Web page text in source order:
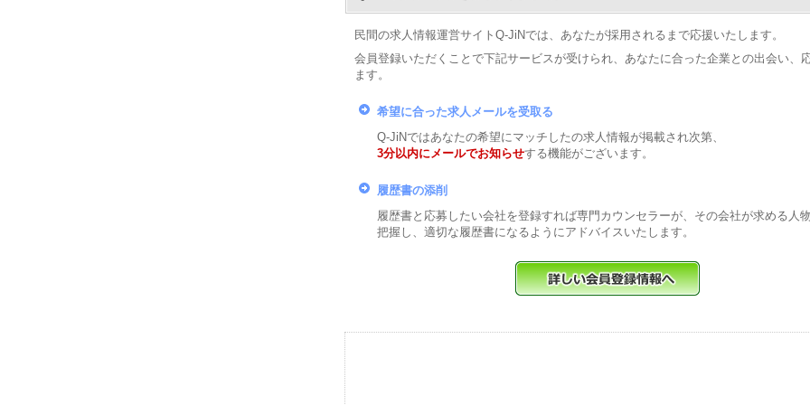
民間の求人情報運営サイトQ-JiNでは、あなたが採用されるまで応援いたします。
会員登録いただくことで下記サービスが受けられ、あなたに合った企業との出会い、
ます。
希望に合った求人メールを受取る
Q-JiNではあなたの希望にマッチしたの求人情報が掲載され次第、
3分以内にメールでお知らせする機能がございます。
履歴書の添削
履歴書と応募したい会社を登録すれば専門カウンセラーが、その会社が求める人
把握し、適切な履歴書になるようにアドバイスいたします。